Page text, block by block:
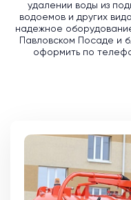
удалении воды из
водоемов и других
надежное
Павловском Посаде и
оформить по